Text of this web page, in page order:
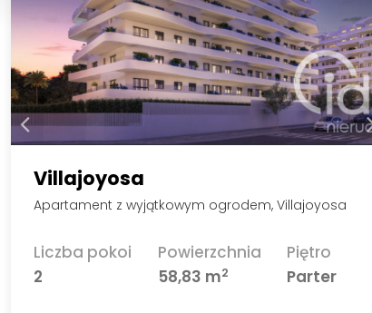
Villajoyosa
Apartament z wyjątkowym ogrodem, Villajoyosa
Liczba pokoi
2
Powierzchnia
58,83 m2
Piętro
Parter